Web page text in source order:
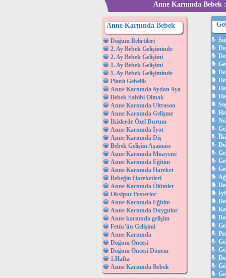
Anne Karnında Bebek
Anne Karnında Bebek
Doğum Belirtileri
2. Ay Bebek Gelişiminde
2. Ay Bebek Gelişimi
1. Ay Bebek Gelişimi
1. Ay Bebek Gelişiminde
Planlı Gebelik
Anne Karnında Aydan Aya
Bebek Sahibi Olmak
Anne Karnında Ultrason
Anne Karnında Gelişme
İkizlerde Özel Durum
Anne Karnında İyot
Anne Karnında Diş
Bebek Gelişim Aşaması
Anne Karnında Muayene
Anne Karnında Eğitim
Anne Karnında Hareket
Bebeğin Hareketleri
Anne Karnında Ölümler
Oksiput Posterior
Anne Karnında Eğitim
Anne Karnında Duygular
Anne karnında gelişim
Fetüs'ün Gelişimi
Anne Karnında
Doğum Öncesi
Doğum Öncesi Dönem
1.Hafta
Anne Karnında Bebek
İyi